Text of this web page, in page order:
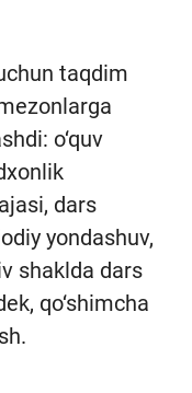
taqdim
o‘quv
dars
yondashuv,
shaklda dars
qo‘shimcha